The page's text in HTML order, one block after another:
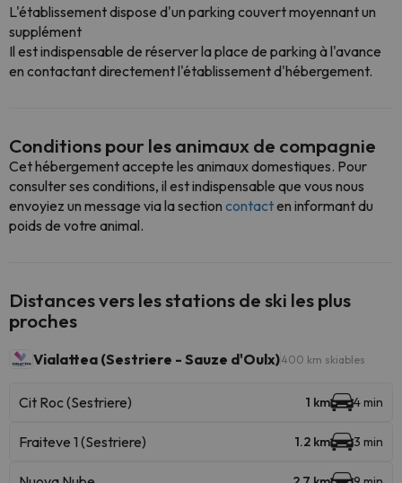
L'établissement dispose d'un parking couvert moyennant un
supplément
Il est indispensable de réserver la place de parking à l'avance
en contactant directement l'établissement d'hébergement.
Conditions pour les animaux de compagnie
Cet hébergement accepte les animaux domestiques. Pour
consulter ses conditions, il est indispensable que vous nous
envoyiez un message via la section contacten informant du
poids de votre animal.
Distances vers les stations de ski les plus
proches
Vialattea (Sestriere - Sauze d'Oulx)400 km skiables
Cit Roc (Sestriere) 1 km 4 min
Fraiteve 1 (Sestriere) 1.2 km 3 min